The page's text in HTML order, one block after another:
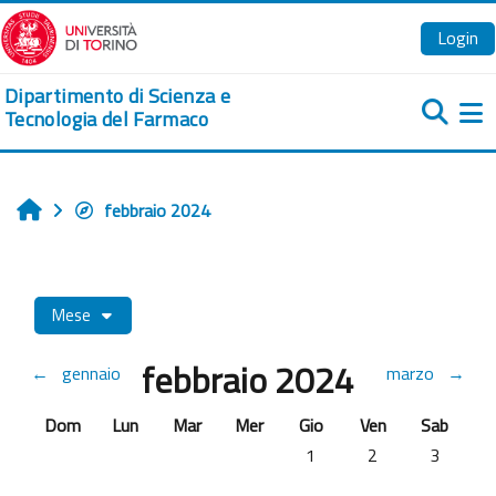
Vai al contenuto principale
Login
Dipartimento di Scienza e
Tecnologia del Farmaco
Homefebbraio 2024
Mese
← gennaio febbraio 2024 marzo
→
Domenica
Dom Lunedi
Lun Martedì
Mar Mercoledì
Mer Giovedì
Gio Venerdì
Ven Sabato
Sab
Nessun evento, giovedì 1
1 Nessun evento,
2 Nessun
3